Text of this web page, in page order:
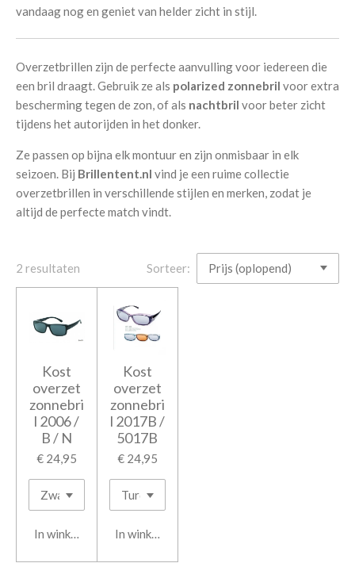
vandaag nog en geniet van helder zicht in stijl.
Overzetbrillen zijn de perfecte aanvulling voor iedereen die
een bril draagt. Gebruik ze als polarized zonnebril voor extra
bescherming tegen de zon, of als nachtbril voor beter zicht
tijdens het autorijden in het donker.
Ze passen op bijna elk montuur en zijn onmisbaar in elk
seizoen. Bij Brillentent.nl vind je een ruime collectie
overzetbrillen in verschillende stijlen en merken, zodat je
altijd de perfecte match vindt.
2 resultaten Sorteer:
Kost
overzet
zonnebri
l 2006 /
B / N
€ 24,95
In winkelwagen
Kost
overzet
zonnebri
l 2017B /
5017B
€ 24,95
In winkelwagen